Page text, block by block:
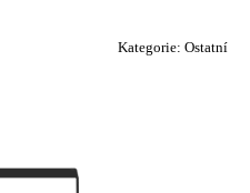
Kategorie: Ostatní